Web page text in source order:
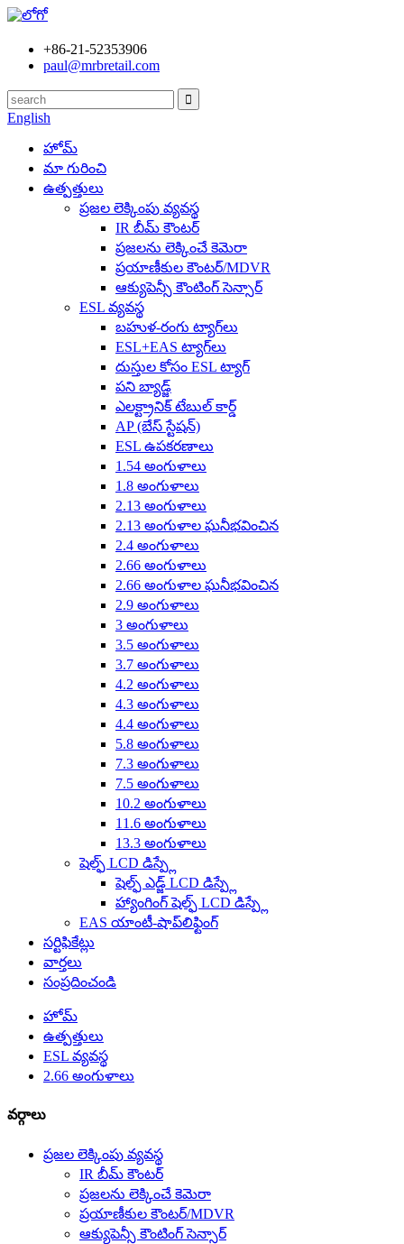
+86-21-52353906
paul@mrbretail.com
English
హోమ్
మా గురించి
ఉత్పత్తులు
ప్రజల లెక్కింపు వ్యవస్థ
IR బీమ్ కౌంటర్
ప్రజలను లెక్కించే కెమెరా
ప్రయాణీకుల కౌంటర్/MDVR
ఆక్యుపెన్సీ కౌంటింగ్ సెన్సార్
ESL వ్యవస్థ
బహుళ-రంగు ట్యాగ్‌లు
ESL+EAS ట్యాగ్‌లు
దుస్తుల కోసం ESL ట్యాగ్
పని బ్యాడ్జ్
ఎలక్ట్రానిక్ టేబుల్ కార్డ్
AP (బేస్ స్టేషన్)
ESL ఉపకరణాలు
1.54 అంగుళాలు
1.8 అంగుళాలు
2.13 అంగుళాలు
2.13 అంగుళాల ఘనీభవించిన
2.4 అంగుళాలు
2.66 అంగుళాలు
2.66 అంగుళాల ఘనీభవించిన
2.9 అంగుళాలు
3 అంగుళాలు
3.5 అంగుళాలు
3.7 అంగుళాలు
4.2 అంగుళాలు
4.3 అంగుళాలు
4.4 అంగుళాలు
5.8 అంగుళాలు
7.3 అంగుళాలు
7.5 అంగుళాలు
10.2 అంగుళాలు
11.6 అంగుళాలు
13.3 అంగుళాలు
షెల్ఫ్ LCD డిస్ప్లే
షెల్ఫ్ ఎడ్జ్ LCD డిస్ప్లే
హ్యాంగింగ్ షెల్ఫ్ LCD డిస్ప్లే
EAS యాంటీ-షాప్‌లిఫ్టింగ్
సర్టిఫికేట్లు
వార్తలు
సంప్రదించండి
హోమ్
ఉత్పత్తులు
ESL వ్యవస్థ
2.66 అంగుళాలు
వర్గాలు
ప్రజల లెక్కింపు వ్యవస్థ
IR బీమ్ కౌంటర్
ప్రజలను లెక్కించే కెమెరా
ప్రయాణీకుల కౌంటర్/MDVR
ఆక్యుపెన్సీ కౌంటింగ్ సెన్సార్